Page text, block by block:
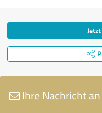
Ihre Nachricht an